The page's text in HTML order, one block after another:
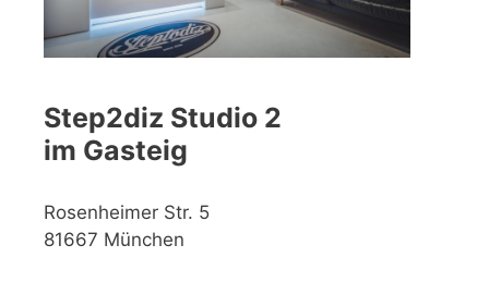
Step2diz Studio 2
im Gasteig
Rosenheimer Str. 5
81667 München